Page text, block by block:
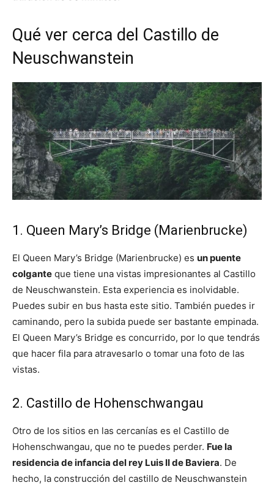
Qué ver cerca del Castillo de
Neuschwanstein
1. Queen Mary’s Bridge (Marienbrucke)
El Queen Mary’s Bridge (Marienbrucke) es un puente
colgante que tiene una vistas impresionantes al Castillo
de Neuschwanstein. Esta experiencia es inolvidable.
Puedes subir en bus hasta este sitio. También puedes ir
caminando, pero la subida puede ser bastante empinada.
El Queen Mary’s Bridge es concurrido, por lo que tendrás
que hacer fila para atravesarlo o tomar una foto de las
vistas.
2. Castillo de Hohenschwangau
Otro de los sitios en las cercanías es el Castillo de
Hohenschwangau, que no te puedes perder. Fue la
residencia de infancia del rey Luis II de Baviera. De
hecho, la construcción del castillo de Neuschwanstein